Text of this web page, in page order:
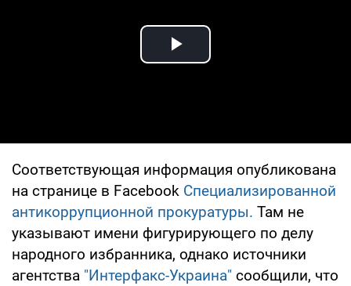
Play Video
Соответствующая информация опубликована
на странице в Facebook Специализированной
антикоррупционной прокуратуры. Там не
указывают имени фигурирующего по делу
народного избранника, однако источники
агентства "Интерфакс-Украина" сообщили, что